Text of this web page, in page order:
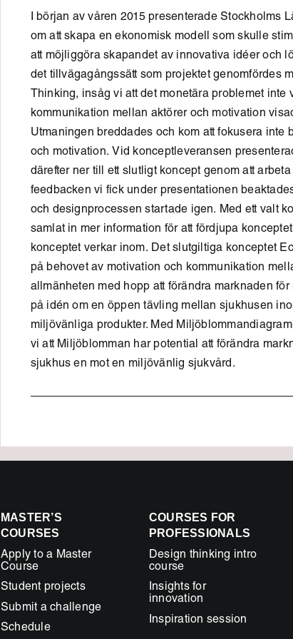
I början av våren 2015 presenterade Stockholms
om att skapa en ekonomisk modell som skulle
att möjliggöra skapandet av innovativa idéer och
det tillvägagångssätt som projektet genomfördes
Thinking, insåg vi att det monetära problemet
kommunikation mellan aktörer och motivation
Utmaningen breddades och kom att fokusera inte
och motivation. Vid konceptleveransen
därefter ner till ett slutligt koncept genom att
feedbacken vi fick under presentationen
och designprocessen startade igen. Med ett valt
samlat in mer information för att fördjupa
konceptet verkar inom. Det slutgiltiga konceptet
på behovet av motivation och kommunikation
allmänheten med hopp att förändra marknaden
på idén om en öppen tävling mellan sjukhusen
miljövänliga produkter. Med
vi att Miljöblomman har potential att förändra
sjukhus en mot en miljövänlig sjukvård.
MASTER’S
COURSES
Apply to a Master
Course
Student projects
Submit a challenge
Schedule
COURSES FOR
PROFESSIONALS
Design thinking intro
course
Insights for
innovation
Inspiration session